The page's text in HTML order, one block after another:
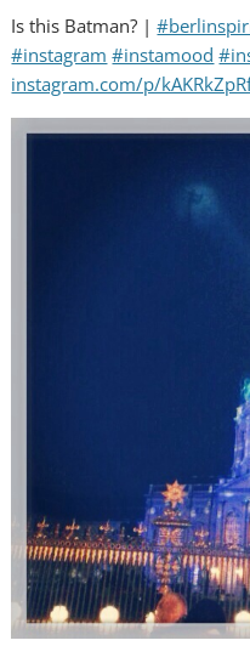
Is this Batman? |
#instagram #instamood
instagram.com/p/